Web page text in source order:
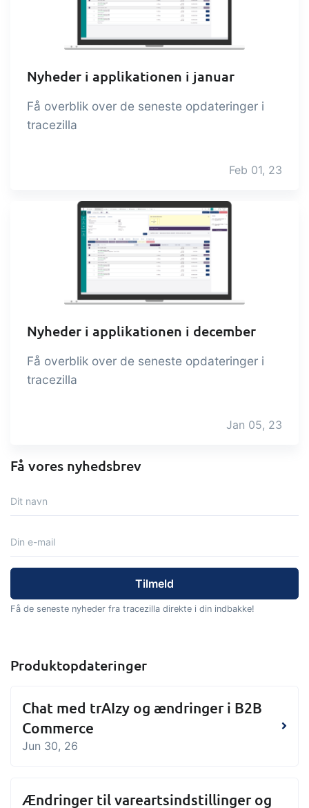
Nyheder i applikationen i januar
Få overblik over de seneste opdateringer i
tracezilla
Feb 01, 23
Nyheder i applikationen i december
Få overblik over de seneste opdateringer i
tracezilla
Jan 05, 23
Få vores nyhedsbrev
Få de seneste nyheder fra tracezilla direkte i din indbakke!
Produktopdateringer
Chat med trAIzy og ændringer i B2B
Commerce
Jun 30, 26
Ændringer til vareartsindstillinger og